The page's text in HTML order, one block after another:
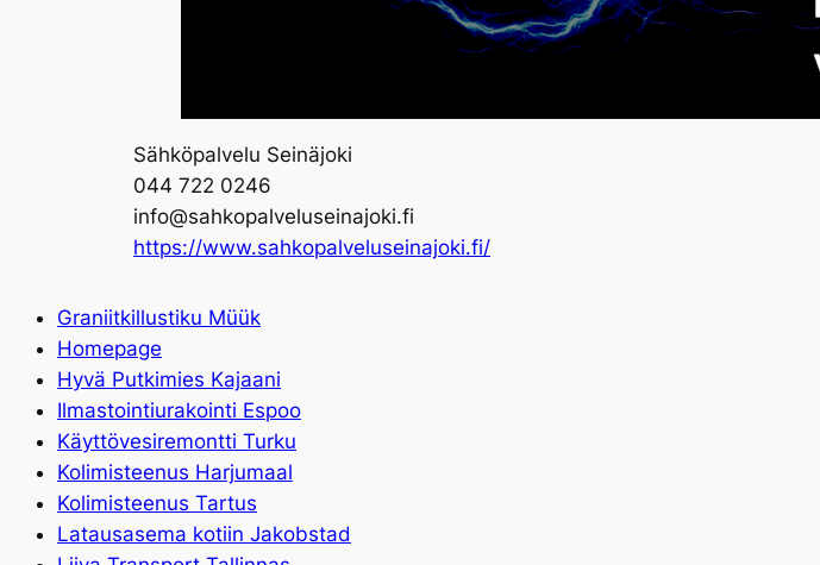
Sähköpalvelu Seinäjoki
044 722 0246
info@sahkopalveluseinajoki.fi
https://www.sahkopalveluseinajoki.fi/
Graniitkillustiku Müük
Homepage
Hyvä Putkimies Kajaani
Ilmastointi­urakointi Espoo
Käyttövesiremontti Turku
Kolimisteenus Harjumaal
Kolimisteenus Tartus
Latausasema kotiin Jakobstad